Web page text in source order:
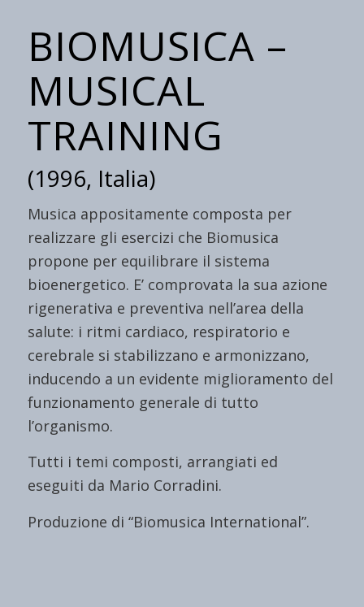
BIOMUSICA –
MUSICAL
TRAINING
(1996, Italia)
Musica appositamente composta per
realizzare gli esercizi che Biomusica
propone per equilibrare il sistema
bioenergetico. E’ comprovata la sua azione
rigenerativa e preventiva nell’area della
salute: i ritmi cardiaco, respiratorio e
cerebrale si stabilizzano e armonizzano,
inducendo a un evidente miglioramento del
funzionamento generale di tutto
l’organismo.
Tutti i temi composti, arrangiati ed
eseguiti da Mario Corradini.
Produzione di “Biomusica International”.